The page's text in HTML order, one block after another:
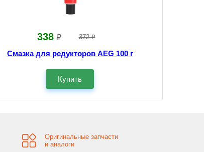
338 ₽ 372 ₽
Смазка для редукторов AEG 100 г
Купить
Оригинальные запчасти
и аналоги